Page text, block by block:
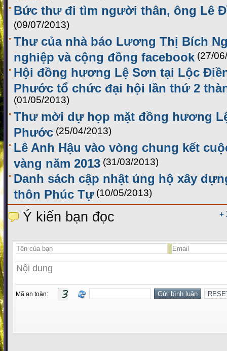
Bức thư đi tìm người thân, ông Lê
(09/07/2013)
Thư của nhà báo Lương Thị Bích
nghiệp và cộng đồng facebook (27/
Hội đồng hương Lệ Sơn tại Lộc
Phước tổ chức đại hội lần thứ 2
(01/05/2013)
Thư mời dự họp mặt đồng hương
Phước (25/04/2013)
Lê Anh Hậu vào vòng chung kết
vàng năm 2013 (31/03/2013)
Danh sách cập nhật ủng hộ xây
thôn Phúc Tự (10/05/2013)
+
Ý kiến bạn đọc
Mã an toàn: